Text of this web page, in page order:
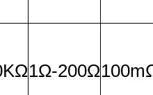
Ω1Ω-200Ω100m